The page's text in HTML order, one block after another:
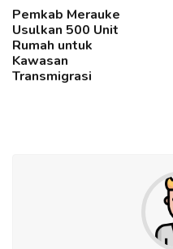
Pemkab Merauke
Usulkan 500 Unit
Rumah untuk
Kawasan
Transmigrasi